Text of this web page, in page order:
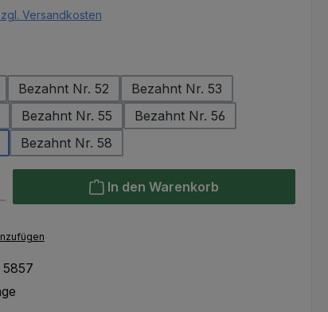
Versandkosten
Bezahnt Nr. 52
Bezahnt Nr. 53
Bezahnt Nr. 55
Bezahnt Nr. 56
Bezahnt Nr. 58
den gewünschten Wert ein oder benutze die Schaltflächen
In den Warenkorb
5857